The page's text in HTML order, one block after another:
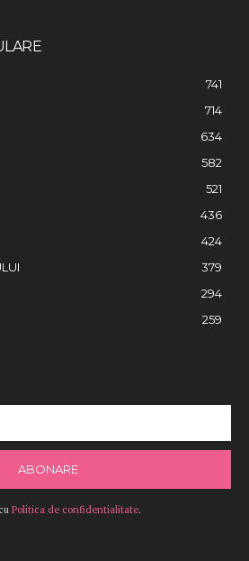
741
714
634
582
521
436
424
379
294
259
ABONARE
Politica de confidentialitate.